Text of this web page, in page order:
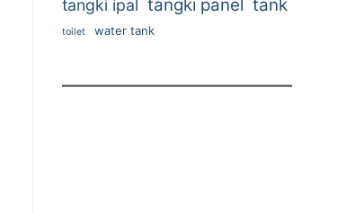
tangki ipal tangki panel tank
toilet water tank